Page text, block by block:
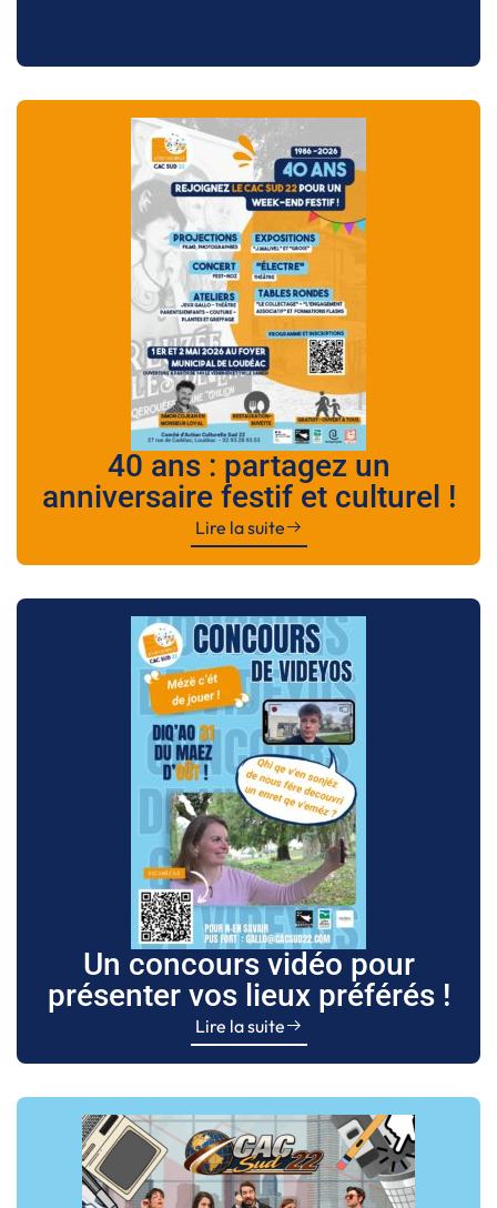
40 ans : partagez un
anniversaire festif et culturel !
Lire la suite
Un concours vidéo pour
présenter vos lieux préférés !
Lire la suite